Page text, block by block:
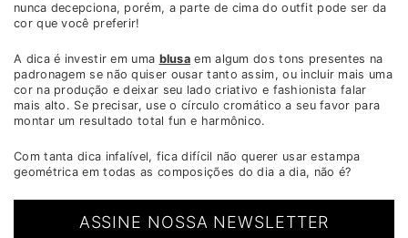
nunca decepciona, porém, a parte de cima do outfit pode ser da
cor que você preferir!
A dica é investir em uma blusa em algum dos tons presentes na
padronagem se não quiser ousar tanto assim, ou incluir mais uma
cor na produção e deixar seu lado criativo e fashionista falar
mais alto. Se precisar, use o círculo cromático a seu favor para
montar um resultado total fun e harmônico.
Com tanta dica infalível, fica difícil não querer usar estampa
geométrica em todas as composições do dia a dia, não é?
ASSINE NOSSA NEWSLETTER